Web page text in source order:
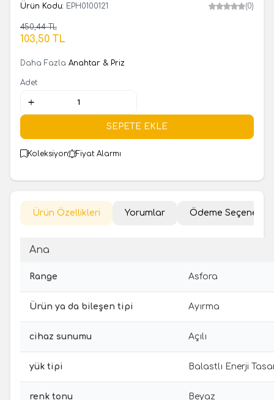
Ürün Kodu: EPH0100121 (0)
450,44TL
103,50 TL
Daha Fazla Anahtar & Priz
Adet
SEPETE EKLE
Koleksiyon Fiyat Alarmı
Ürün Özellikleri Yorumlar Ödeme
Ana
Range Asfora
Ürün ya da bileşen tipi Ayırma
cihaz sunumu Açılı
yük tipi Balastlı Enerji
renk tonu Beyaz